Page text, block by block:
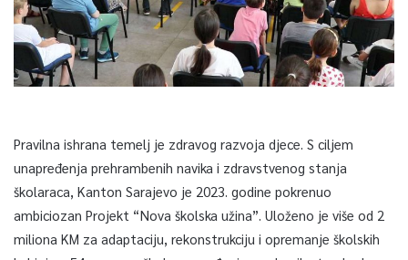
Pravilna ishrana temelj je zdravog razvoja djece. S ciljem
unapređenja prehrambenih navika i zdravstvenog stanja
školaraca, Kanton Sarajevo je 2023. godine pokrenuo
ambiciozan Projekt “Nova školska užina”. Uloženo je više od 2
miliona KM za adaptaciju, rekonstrukciju i opremanje školskih